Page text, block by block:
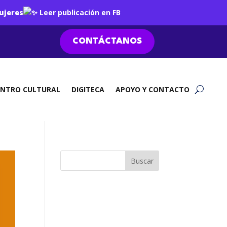
Leer publicación en FB
CONTÁCTANOS
CULTURAL DIGITECA APOYO Y CONTACTO